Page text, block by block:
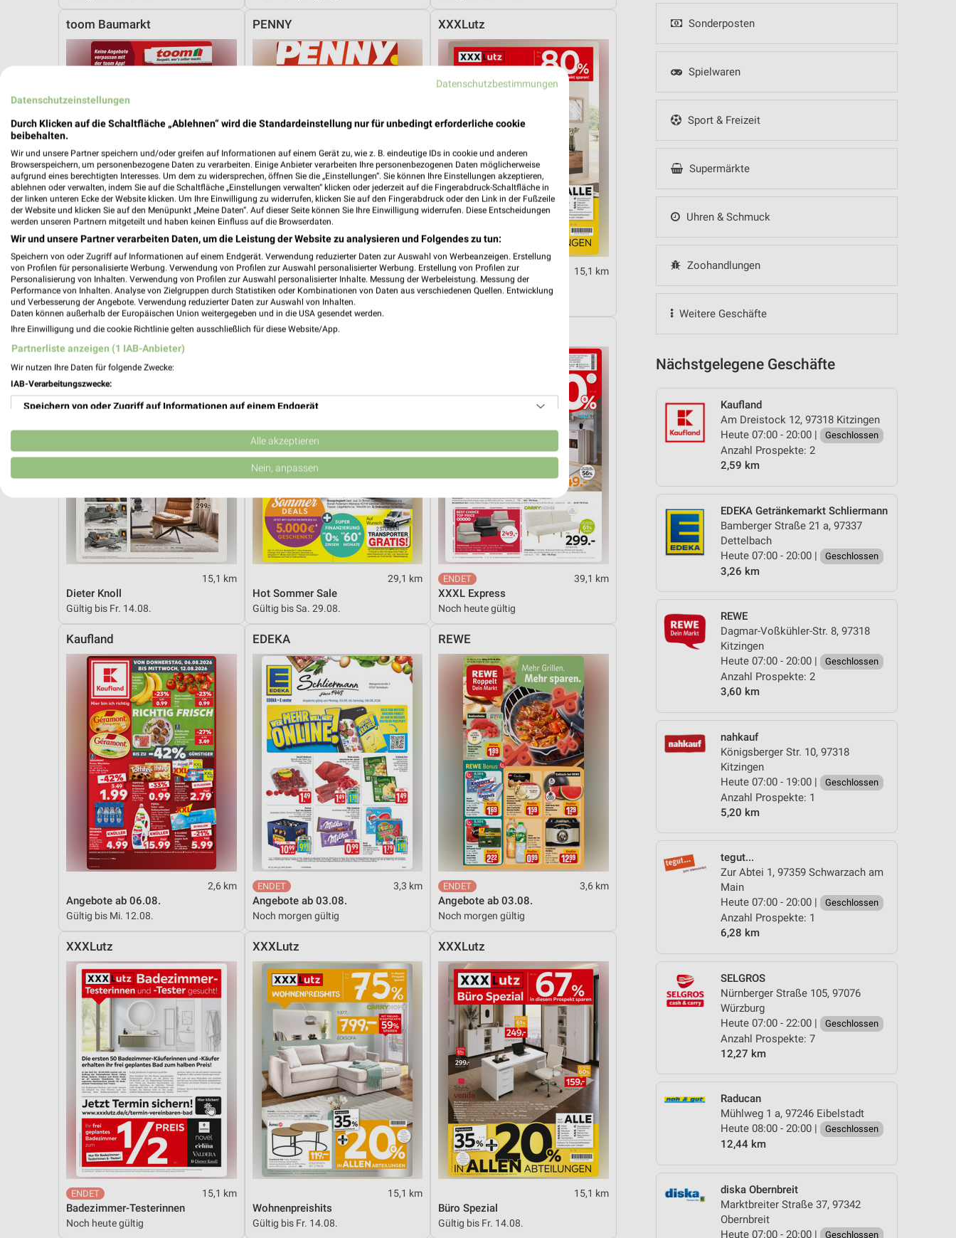
Sonderposten
Spielwaren
Sport & Freizeit
Supermärkte
Uhren & Schmuck
Zoohandlungen
Weitere Geschäfte
Nächstgelegene Geschäfte
Kaufland
Am Dreistock 12, 97318 Kitzingen
Heute 07:00 - 20:00 |
Geschlossen
Anzahl Prospekte: 2
2,59 km
EDEKA Getränkemarkt Schliermann
Bamberger Straße 21 a, 97337
Dettelbach
Heute 07:00 - 20:00 |
Geschlossen
3,26 km
REWE
Dagmar-Voßkühler-Str. 8, 97318
Kitzingen
Heute 07:00 - 20:00 |
Geschlossen
Anzahl Prospekte: 2
3,60 km
nahkauf
Königsberger Str. 10, 97318
Kitzingen
Heute 07:00 - 19:00 |
Geschlossen
Anzahl Prospekte: 1
5,20 km
tegut...
Zur Abtei 1, 97359 Schwarzach am
Main
Heute 07:00 - 20:00 |
Geschlossen
Anzahl Prospekte: 1
6,28 km
SELGROS
Nürnberger Straße 105, 97076
Würzburg
Heute 07:00 - 22:00 |
Geschlossen
Anzahl Prospekte: 7
12,27 km
Raducan
Mühlweg 1 a, 97246 Eibelstadt
Heute 08:00 - 20:00 |
Geschlossen
12,44 km
diska Obernbreit
Marktbreiter Straße 37, 97342
Obernbreit
Heute 07:00 - 20:00 |
Geschlossen
toom Baumarkt
41,8 km
Angebote ab 01.08.
Noch heute gültig
PENNY
11,8 km
Angebote ab 03.08.
Noch morgen gültig
XXXLutz
15,1 km
Wohnen Spezial
XXXLutz
15,1 km
Dieter Knoll
Gültig bis Fr. 14.08.
Opti Wohnwelt
29,1 km
Hot Sommer Sale
Gültig bis Sa. 29.08.
39,1 km
XXXL Express
Noch heute gültig
Kaufland
2,6 km
Angebote ab 06.08.
Gültig bis Mi. 12.08.
EDEKA
3,3 km
Angebote ab 03.08.
Noch morgen gültig
REWE
3,6 km
Angebote ab 03.08.
Noch morgen gültig
XXXLutz
15,1 km
Badezimmer-Testerinnen
Noch heute gültig
XXXLutz
15,1 km
Wohnenpreishits
Gültig bis Fr. 14.08.
XXXLutz
15,1 km
Büro Spezial
Gültig bis Fr. 14.08.
Datenschutzbestimmungen
Datenschutzeinstellungen
Durch Klicken auf die Schaltfläche „Ablehnen“ wird die Standardeinstellung nur für unbedingt erforderliche cookie
beibehalten.
Wir und unsere Partner speichern und/oder greifen auf Informationen auf einem Gerät zu, wie z. B. eindeutige IDs in cookie und anderen
Browserspeichern, um personenbezogene Daten zu verarbeiten. Einige Anbieter verarbeiten Ihre personenbezogenen Daten möglicherweise
aufgrund eines berechtigten Interesses. Um dem zu widersprechen, öffnen Sie die „Einstellungen“. Sie können Ihre Einstellungen akzeptieren,
ablehnen oder verwalten, indem Sie auf die Schaltfläche „Einstellungen verwalten“ klicken oder jederzeit auf die Fingerabdruck-Schaltfläche in
der linken unteren Ecke der Website klicken. Um Ihre Einwilligung zu widerrufen, klicken Sie auf den Fingerabdruck oder den Link in der Fußzeile
der Website und klicken Sie auf den Menüpunkt „Meine Daten“. Auf dieser Seite können Sie Ihre Einwilligung widerrufen. Diese Entscheidungen
werden unseren Partnern mitgeteilt und haben keinen Einfluss auf die Browserdaten.
Wir und unsere Partner verarbeiten Daten, um die Leistung der Website zu analysieren und Folgendes zu tun:
Speichern von oder Zugriff auf Informationen auf einem Endgerät. Verwendung reduzierter Daten zur Auswahl von Werbeanzeigen. Erstellung
von Profilen für personalisierte Werbung. Verwendung von Profilen zur Auswahl personalisierter Werbung. Erstellung von Profilen zur
Personalisierung von Inhalten. Verwendung von Profilen zur Auswahl personalisierter Inhalte. Messung der Werbeleistung. Messung der
Performance von Inhalten. Analyse von Zielgruppen durch Statistiken oder Kombinationen von Daten aus verschiedenen Quellen. Entwicklung
und Verbesserung der Angebote. Verwendung reduzierter Daten zur Auswahl von Inhalten.
Daten können außerhalb der Europäischen Union weitergegeben und in die USA gesendet werden.
Ihre Einwilligung und die cookie Richtlinie gelten ausschließlich für diese Website/App.
Partnerliste anzeigen (1 IAB-Anbieter)
Wir nutzen Ihre Daten für folgende Zwecke:
IAB-Verarbeitungszwecke:
Speichern von oder Zugriff auf Informationen auf einem Endgerät
Verwendung reduzierter Daten zur Auswahl von Werbeanzeigen
Erstellung von Profilen für personalisierte Werbung
Erstellung von Profilen zur Personalisierung von Inhalten
Verwendung von Profilen zur Auswahl personalisierter Inhalte
Messung der Performance von Inhalten
Analyse von Zielgruppen durch Statistiken oder Kombinationen von Daten aus verschiedenen
Entwicklung und Verbesserung der Angebote
Verwendung reduzierter Daten zur Auswahl von Inhalten
Verwendung genauer Standortdaten
Geräte anhand von aktiv angeforderten Informationen identifizieren
Nicht-IAB-Verarbeitungszwecke:
Alle akzeptieren
Nein, anpassen